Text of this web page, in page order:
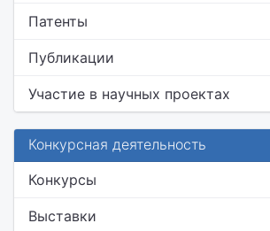
Патенты
Публикации
Участие в научных проектах
Конкурсная деятельность
Конкурсы
Выставки